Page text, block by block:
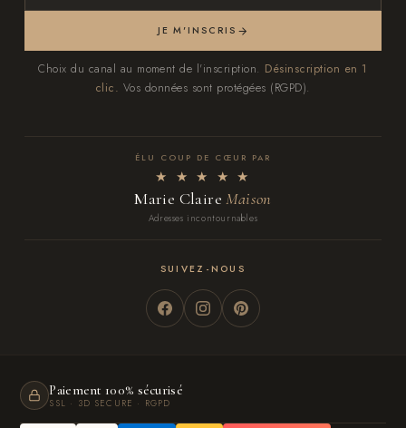
JE M'INSCRIS
Choix du canal au moment de l'inscription. Désinscription en 1
clic. Vos données sont protégées (RGPD).
ÉLU COUP DE CŒUR PAR
★ ★ ★ ★ ★
Marie ClaireMaison
Adresses incontournables
SUIVEZ-NOUS
Paiement 100% sécurisé
SSL · 3D SECURE · RGPD